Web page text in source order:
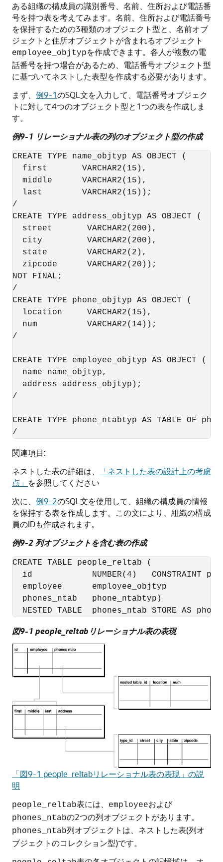
ある組織の構成員の識別番号、名前、住所および電話番
号を持つ表を考えてみます。名前、住所および電話番号
を保持するための3種類のオブジェクト型と、名前オブ
ジェクトと住所オブジェクトが含まれるオブジェクト
employee_objtypを作成できます。各人が複数の電
話番号を持つ場合があるため、電話番号オブジェクト型
に基づいてネストした表型を作成する必要があります。
まず、 例9-1のSQL文を入力して、電話番号オブジェク
トに対して4つのオブジェクト型と1つの表を作成しま
す。
例9-1 リレーショナル表の列のオブジェクト型の作成
CREATE TYPE name_objtyp AS OBJECT (
  first       VARCHAR2(15),
  middle      VARCHAR2(15),
  last        VARCHAR2(15));
/
CREATE TYPE address_objtyp AS OBJECT (
  street       VARCHAR2(200),
  city         VARCHAR2(200),
  state        VARCHAR2(2),
  zipcode      VARCHAR2(20));
NOT FINAL;
/
CREATE TYPE phone_objtyp AS OBJECT (
  location     VARCHAR2(15),
  num          VARCHAR2(14));
/
CREATE TYPE employee_objtyp AS OBJECT (
  name name_objtyp,
  address address_objtyp);
/
CREATE TYPE phone_ntabtyp AS TABLE OF
関連項目:
ネストした表の詳細は、
「ネストした表の設計上の考慮
点」 を参照してください
次に、 例9-2のSQL文を使用して、組織の構成員の情報
を保持する表を作成します。この文により、組織の構成
員のIDも作成されます。
例9-2 列オブジェクトを含む表の作成
CREATE TABLE people_reltab (
id            NUMBER(4)   CONSTRAINT
  employee      employee_objtyp
  phones_ntab   phone_ntabtyp)
図9-1 people_reltabリレーショナル表の表現
「図9-1 people_reltabリレーショナル表の表現」の説
明
people_reltab表には、 employeeおよび
phones_ntabの2つの列オブジェクトがあります。
phones_ntab列オブジェクトは、ネストした表(列オ
ブジェクトのコレクション型)です。